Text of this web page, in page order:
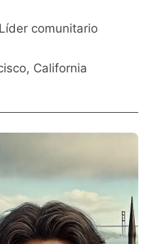
Líder comunitario
California